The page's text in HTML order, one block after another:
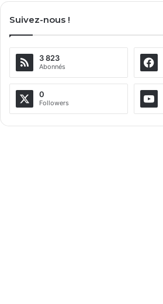
Suivez-nous !
3 823
Abonnés
0
Followers